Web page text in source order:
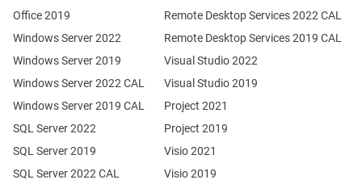
Office 2019
Windows Server 2022
Windows Server 2019
SQL Server 2022
SQL Server 2019
Windows Server 2022 CAL
Windows Server 2019 CAL
SQL Server 2022 CAL
Remote Desktop Services 2022 CAL
Remote Desktop Services 2019 CAL
Visual Studio 2022
Visual Studio 2019
Project 2021
Project 2019
Visio 2021
Visio 2019